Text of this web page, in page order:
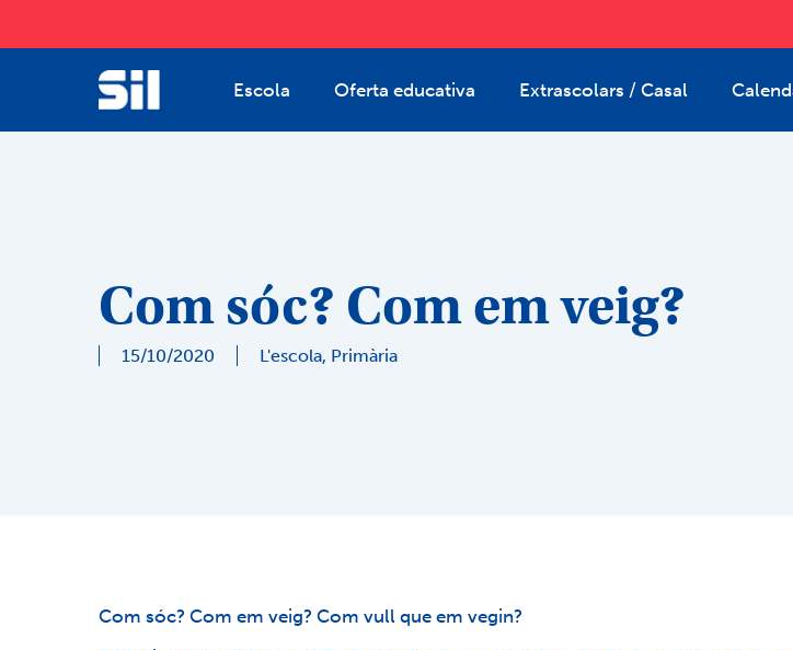
Escola Oferta educativa Extrascolars / Casal
Com sóc? Com em veig?
15/10/2020 L'escola, Primària
Com sóc? Com em veig? Com vull que em vegin?